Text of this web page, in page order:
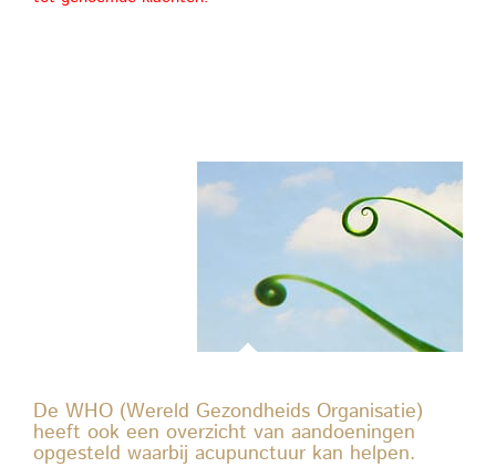
De WHO (Wereld Gezondheids Organisatie)
heeft ook een overzicht van aandoeningen
opgesteld waarbij acupunctuur kan helpen.